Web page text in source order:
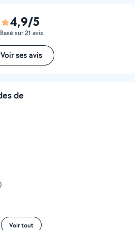
4,9/5
Basé sur 21 avis
Voir ses avis
de
Voir tout